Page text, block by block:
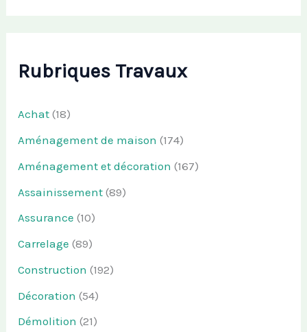
Rubriques Travaux
Achat (18)
Aménagement de maison (174)
Aménagement et décoration (167)
Assainissement (89)
Assurance (10)
Carrelage (89)
Construction (192)
Décoration (54)
Démolition (21)